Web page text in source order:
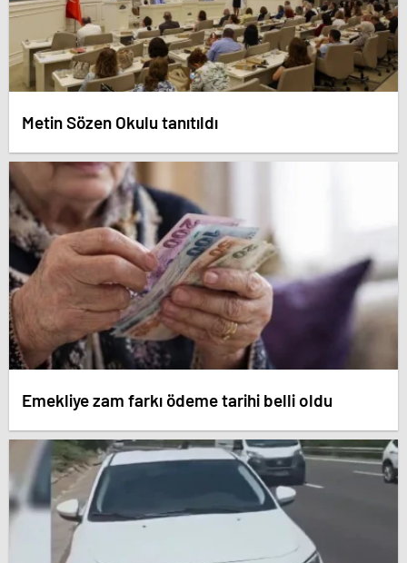
Metin Sözen Okulu tanıtıldı
Emekliye zam farkı ödeme tarihi belli oldu